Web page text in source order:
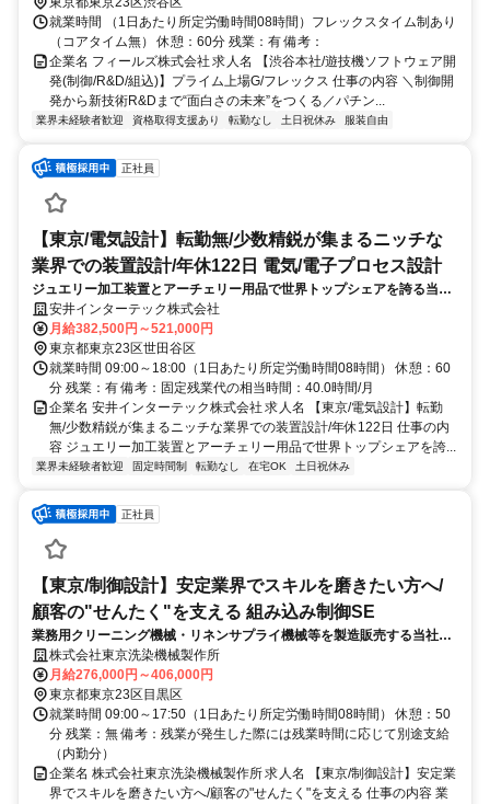
就業時間 （1日あたり所定労働時間08時間）フレックスタイム制あり
（コアタイム無） 休憩：60分 残業：有 備考：
企業名 フィールズ株式会社 求人名 【渋谷本社/遊技機ソフトウェア開
発(制御/R&D/組込)】プライム上場G/フレックス 仕事の内容 ＼制御開
発から新技術R&Dまで“面白さの未来”をつくる／パチン...
業界未経験者歓迎 資格取得支援あり 転勤なし 土日祝休み 服装自由
正社員
【東京/電気設計】転勤無/少数精鋭が集まるニッチな
業界での装置設計/年休122日 電気/電子プロセス設計
ジュエリー加工装置とアーチェリー用品で世界トップシェアを誇る当社
にて、国内外のジュエリーメーカー向けの鋳造機の電気設計をお任せし
ます。企画から携わり、上流工程から担当したい方を募集しておりま
す。
安井インターテック株式会社
月給382,500円～521,000円
東京都東京23区世田谷区
就業時間 09:00～18:00（1日あたり所定労働時間08時間） 休憩：60
分 残業：有 備考：固定残業代の相当時間：40.0時間/月
企業名 安井インターテック株式会社 求人名 【東京/電気設計】転勤
無/少数精鋭が集まるニッチな業界での装置設計/年休122日 仕事の内
容 ジュエリー加工装置とアーチェリー用品で世界トップシェアを誇...
業界未経験者歓迎 固定時間制 転勤なし 在宅OK 土日祝休み
正社員
【東京/制御設計】安定業界でスキルを磨きたい方へ/
顧客の"せんたく"を支える 組み込み制御SE
業務用クリーニング機械・リネンサプライ機械等を製造販売する当社に
て、製品の各種設計をお任せします。
株式会社東京洗染機械製作所
月給276,000円～406,000円
東京都東京23区目黒区
就業時間 09:00～17:50（1日あたり所定労働時間08時間） 休憩：50
分 残業：無 備考：残業が発生した際には残業時間に応じて別途支給
（内勤分）
企業名 株式会社東京洗染機械製作所 求人名 【東京/制御設計】安定業
界でスキルを磨きたい方へ/顧客の"せんたく"を支える 仕事の内容 業